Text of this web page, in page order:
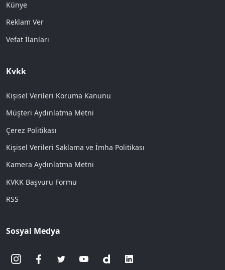
Künye
Reklam Ver
Vefat İlanları
Kvkk
Kişisel Verileri Koruma Kanunu
Müşteri Aydınlatma Metni
Çerez Politikası
Kişisel Verileri Saklama ve İmha Politikası
Kamera Aydınlatma Metni
KVKK Başvuru Formu
RSS
Sosyal Medya